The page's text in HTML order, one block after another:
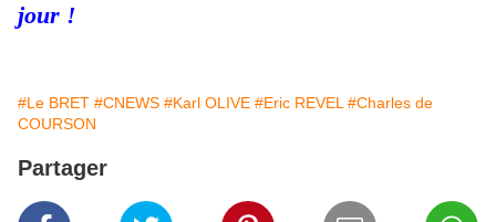
jour !
#Le BRET #CNEWS #Karl OLIVE #Eric REVEL #Charles de
COURSON
Partager